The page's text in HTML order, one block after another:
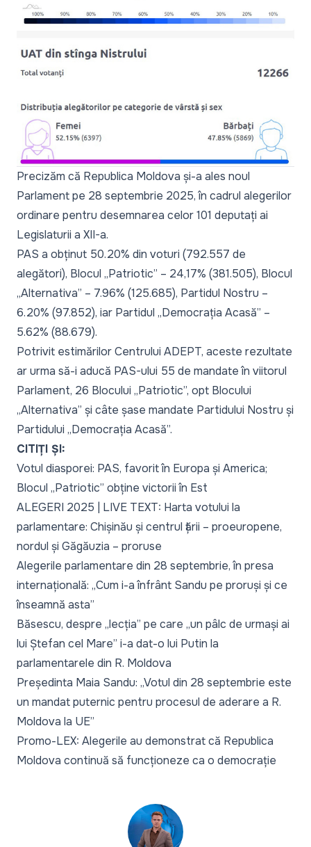
Precizăm că Republica Moldova și-a ales noul
Parlament pe 28 septembrie 2025, în cadrul alegerilor
ordinare pentru desemnarea celor 101 deputați ai
Legislaturii a XII-a.
PAS a obținut 50.20% din voturi (792.557 de
alegători), Blocul „Patriotic” – 24,17% (381.505), Blocul
„Alternativa” – 7.96% (125.685), Partidul Nostru –
6.20% (97.852), iar Partidul „Democrația Acasă” –
5.62% (88.679).
Potrivit estimărilor Centrului ADEPT, aceste rezultate
ar urma să-i aducă PAS-ului 55 de mandate în viitorul
Parlament, 26 Blocului „Patriotic”, opt Blocului
„Alternativa” și câte șase mandate Partidului Nostru și
Partidului „Democrația Acasă”.
CITIȚI ȘI:
Votul diasporei: PAS, favorit în Europa și America;
Blocul „Patriotic” obține victorii în Est
ALEGERI 2025 | LIVE TEXT: Harta votului la
parlamentare: Chișinău și centrul țării – proeuropene,
nordul și Găgăuzia – proruse
Alegerile parlamentare din 28 septembrie, în presa
internațională: „Cum i-a înfrânt Sandu pe proruși și ce
înseamnă asta”
Băsescu, despre „lecția” pe care „un pâlc de urmași ai
lui Ștefan cel Mare” i-a dat-o lui Putin la
parlamentarele din R. Moldova
Președinta Maia Sandu: „Votul din 28 septembrie este
un mandat puternic pentru procesul de aderare a R.
Moldova la UE”
Promo-LEX: Alegerile au demonstrat că Republica
Moldova continuă să funcționeze ca o democrație